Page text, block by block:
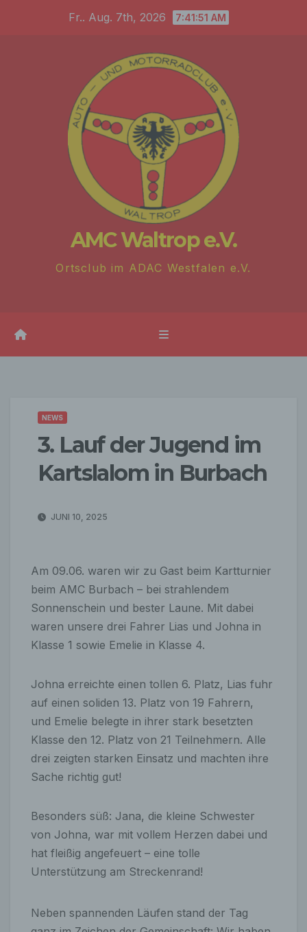
Fr.. Aug. 7th, 2026 7:41:52 AM
AMC Waltrop e.V.
Ortsclub im ADAC Westfalen e.V.
NEWS
3. Lauf der Jugend im
Kartslalom in Burbach
JUNI 10, 2025
Am 09.06. waren wir zu Gast beim Kartturnier
beim AMC Burbach – bei strahlendem
Sonnenschein und bester Laune. Mit dabei
waren unsere drei Fahrer Lias und Johna in
Klasse 1 sowie Emelie in Klasse 4.
Johna erreichte einen tollen 6. Platz, Lias fuhr
auf einen soliden 13. Platz von 19 Fahrern,
und Emelie belegte in ihrer stark besetzten
Klasse den 12. Platz von 21 Teilnehmern. Alle
drei zeigten starken Einsatz und machten ihre
Sache richtig gut!
Besonders süß: Jana, die kleine Schwester
von Johna, war mit vollem Herzen dabei und
hat fleißig angefeuert – eine tolle
Unterstützung am Streckenrand!
Neben spannenden Läufen stand der Tag